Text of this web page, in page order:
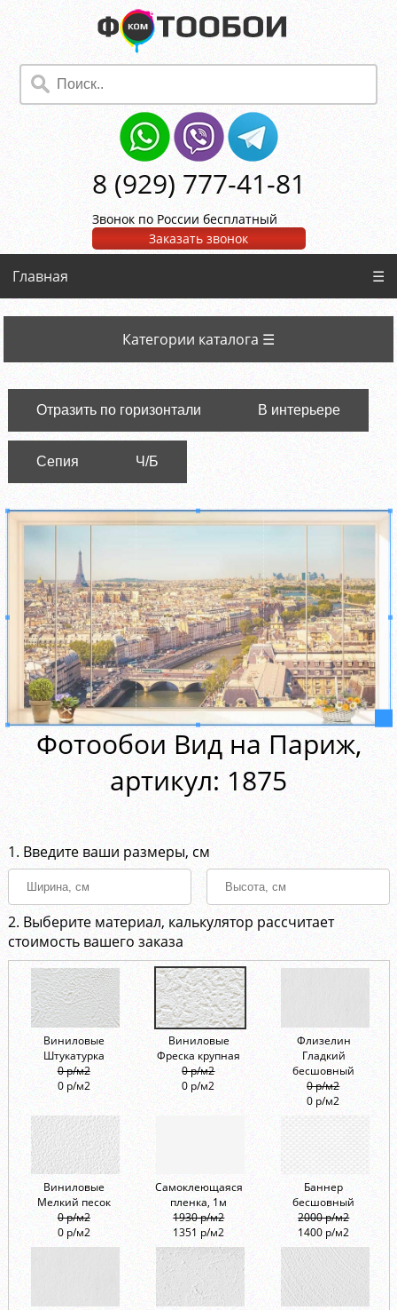
8 (929) 777-41-81
Звонок по России бесплатный
Заказать звонок
Главная ☰
Категории каталога ☰
Отразить по горизонтали В интерьере
Сепия Ч/Б
Фотообои Вид на Париж,
aртикул: 1875
1. Введите ваши размеры, см
2. Выберите материал, калькулятор рассчитает
стоимость вашего заказа
Виниловые
Штукатурка
0 р/м2
0 р/м2
Виниловые
Фреска крупная
0 р/м2
0 р/м2
Флизелин
Гладкий
бесшовный
0 р/м2
0 р/м2
Виниловые
Мелкий песок
0 р/м2
0 р/м2
Самоклеющаяся
пленка, 1м
1930 р/м2
1351 р/м2
Баннер
бесшовный
2000 р/м2
1400 р/м2